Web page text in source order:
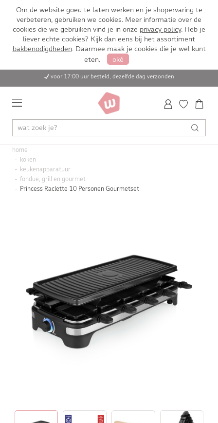
Om de website goed te laten werken en je shopervaring te
verbeteren, gebruiken we cookies. Meer informatie over de
cookies die we gebruiken vind je in onze privacy policy. Heb je
liever echte cookies? Kijk dan eens bij het assortiment
bakbenodigdheden. Daarmee maak je cookies die je wel kunt
eten.
oké
voor 17:00 uur besteld, dezelfde dag verzonden
home
koken
keukenapparatuur
fondue, grill en gourmet
Princess Raclette 10 Personen Gourmetset